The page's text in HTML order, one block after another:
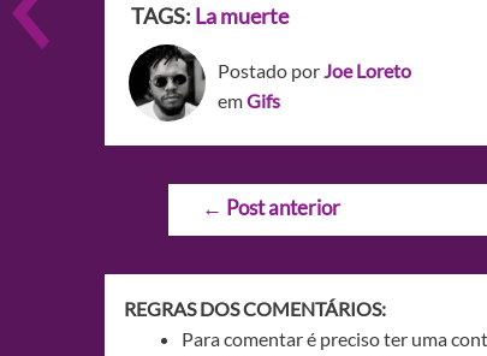
TAGS: La muerte
Postado por Joe Loreto
emGifs
Navegação
← Post anterior
REGRAS DOS COMENTÁRIOS:
Para comentar é preciso ter uma